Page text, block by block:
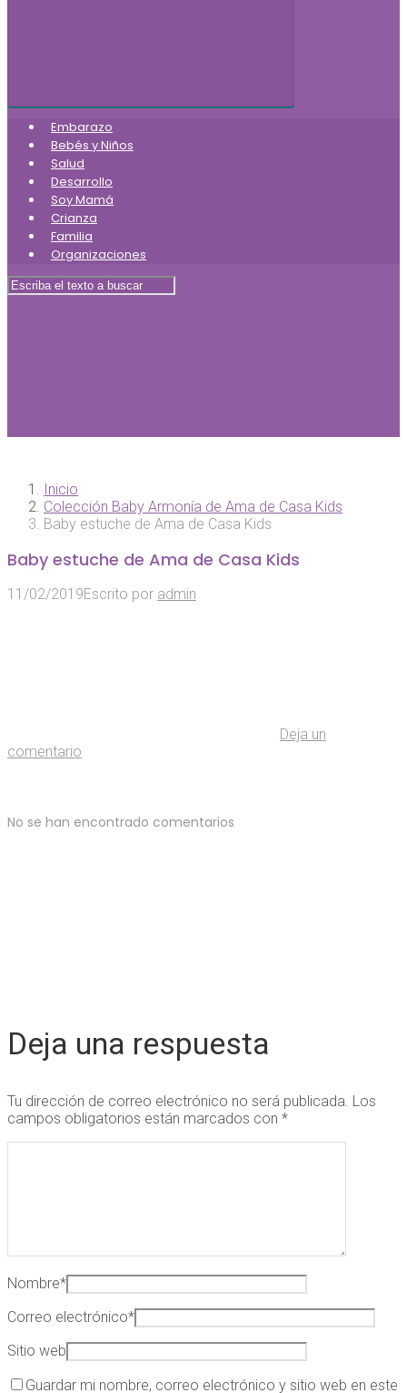
Embarazo
Bebés y Niños
Salud
Desarrollo
Soy Mamá
Crianza
Familia
Organizaciones
Inicio
Colección Baby Armonía de Ama de Casa Kids
Baby estuche de Ama de Casa Kids
Baby estuche de Ama de Casa Kids
11/02/2019Escrito por admin
Deja un
comentario
No se han encontrado comentarios
Deja una respuesta
Tu dirección de correo electrónico no será publicada. Los
campos obligatorios están marcados con *
Nombre*
Correo electrónico*
Sitio web
Guardar mi nombre, correo electrónico y sitio web en este